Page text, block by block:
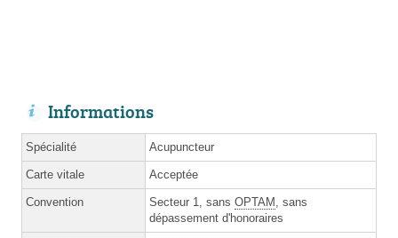
Informations
Spécialité Acupuncteur
Carte vitale Acceptée
Convention Secteur 1, sans OPTAM , sans
dépassement d'honoraires